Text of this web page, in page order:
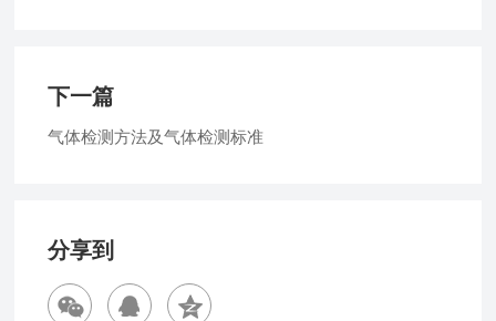
下一篇
气体检测方法及气体检测标准
分享到